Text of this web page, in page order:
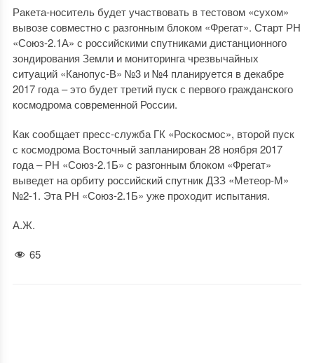
Ракета-носитель будет участвовать в тестовом «сухом»
вывозе совместно с разгонным блоком «Фрегат». Старт РН
«Союз-2.1А» с российскими спутниками дистанционного
зондирования Земли и мониторинга чрезвычайных
ситуаций «Канопус-В» №3 и №4 планируется в декабре
2017 года – это будет третий пуск с первого гражданского
космодрома современной России.
Как сообщает пресс-служба ГК «Роскосмос», второй пуск
с космодрома Восточный запланирован 28 ноября 2017
года – РН «Союз-2.1Б» с разгонным блоком «Фрегат»
выведет на орбиту российский спутник ДЗЗ «Метеор-М»
№2-1. Эта РН «Союз-2.1Б» уже проходит испытания.
А.Ж.
65